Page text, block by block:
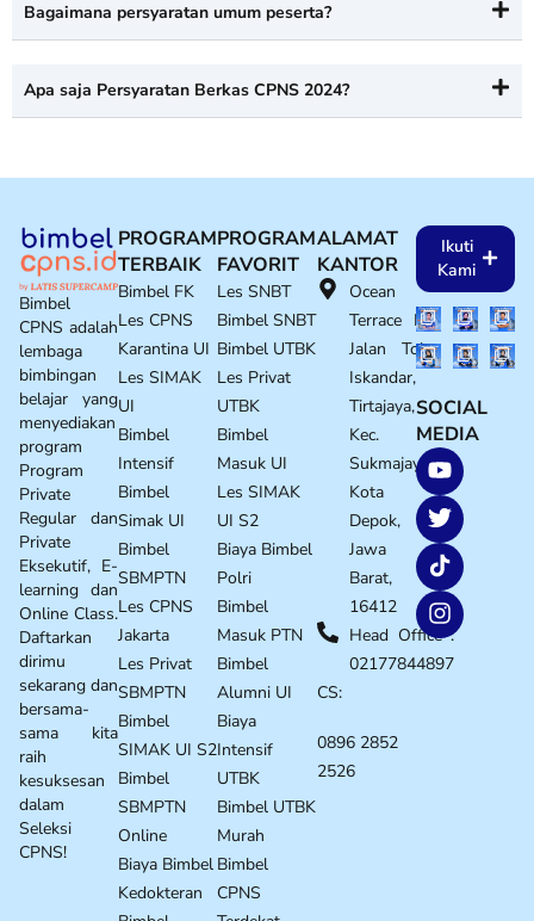
Bagaimana persyaratan umum peserta?
Apa saja Persyaratan Berkas CPNS 2024?
Bimbel
CPNS adalah
lembaga
bimbingan
belajar yang
menyediakan
program
Program
Private
Regular dan
Private
Eksekutif, E-
learning dan
Online Class.
Daftarkan
dirimu
sekarang dan
bersama-
sama kita
raih
kesuksesan
dalam
Seleksi
CPNS!
PROGRAM
TERBAIK
Bimbel FK
Les CPNS
Karantina UI
Les SIMAK
UI
Bimbel
Intensif
Bimbel
Simak UI
Bimbel
SBMPTN
Les CPNS
Jakarta
Les Privat
SBMPTN
Bimbel
SIMAK UI S2
Bimbel
SBMPTN
Online
Biaya Bimbel
Kedokteran
PROGRAM
FAVORIT
Les SNBT
Bimbel SNBT
Bimbel UTBK
Les Privat
UTBK
Bimbel
Masuk UI
Les SIMAK
UI S2
Biaya Bimbel
Polri
Bimbel
Masuk PTN
Bimbel
Alumni UI
Biaya
Intensif
UTBK
Bimbel UTBK
Murah
Bimbel
CPNS
ALAMAT
KANTOR
Ocean
Terrace E1
Jalan Tole
Iskandar,
Tirtajaya,
Kec.
Sukmajaya,
Kota
Depok,
Jawa
Barat,
16412
Head Office :
02177844897
CS:
0896 2852
2526
Ikuti
Kami
SOCIAL
MEDIA